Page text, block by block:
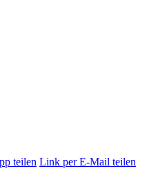
teilen Link per E-Mail teilen